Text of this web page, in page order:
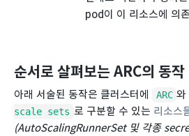
pod이 이 리소스에 의
순서로 살펴보는 ARC의 동작
아래 서술된 동작은 클러스터에 ARC 와
scale sets 로 구분할 수 있는 리소스
(AutoScalingRunnerSet 및 각종